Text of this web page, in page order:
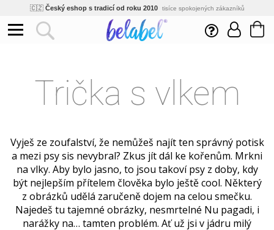
🇨🇿 Český eshop s tradicí od roku 2010 tisíce spokojených zákazníků
🌿Ekologický a zdravotně nezávadný žádná čína, barvy s certifikáty
💡 Inovativní výroba vlastní vývoj, nejnovější technologie
Kvalita pod kontrolou jsme přímý výrobce, žádný zprostředkovatel
🇨🇿 Český eshop s tradicí od roku 2010 tisíce spokojených zákazníků
Trička s vlkem
Vyješ ze zoufalství, že nemůžeš najít ten správný potisk
a mezi psy sis nevybral? Zkus jít dál ke kořenům. Mrkni
na vlky. Aby bylo jasno, to jsou takoví psy z doby, kdy
být nejlepším přítelem člověka bylo ještě cool. Některý
z obrázků udělá zaručeně dojem na celou smečku.
Najedeš tu tajemné obrázky, nesmrtelné Nu pagadi, i
narážky na… tamten problém. Ať už jsi v jádru milý